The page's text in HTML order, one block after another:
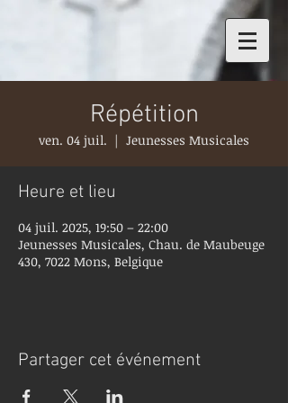
Répétition
ven. 04 juil.
  |
Jeunesses Musicales
Heure et lieu
04 juil. 2025, 19:50 – 22:00
Jeunesses Musicales, Chau. de Maubeuge
430, 7022 Mons, Belgique
Partager cet événement